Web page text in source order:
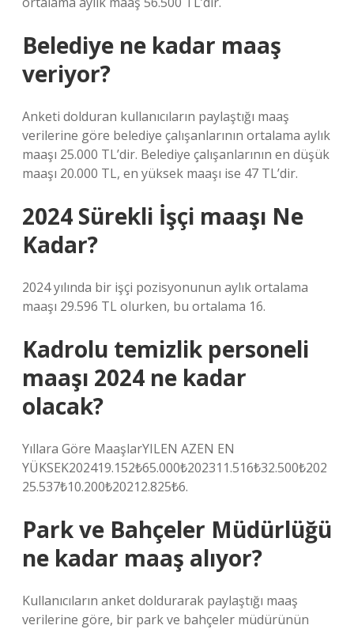
Belediye ne kadar maaş
veriyor?
Anketi dolduran kullanıcıların paylaştığı maaş
verilerine göre belediye çalışanlarının ortalama aylık
maaşı 25.000 TL’dir. Belediye çalışanlarının en düşük
maaşı 20.000 TL, en yüksek maaşı ise 47 TL’dir.
2024 Sürekli İşçi maaşı Ne
Kadar?
2024 yılında bir işçi pozisyonunun aylık ortalama
maaşı 29.596 TL olurken, bu ortalama 16.
Kadrolu temizlik personeli
maaşı 2024 ne kadar
olacak?
Yıllara Göre MaaşlarYILEN AZEN EN
YÜKSEK202419.152₺65.000₺202311.516₺32.500₺202
25.537₺10.200₺20212.825₺6.
Park ve Bahçeler Müdürlüğü
ne kadar maaş alıyor?
Kullanıcıların anket doldurarak paylaştığı maaş
verilerine göre, bir park ve bahçeler müdürünün